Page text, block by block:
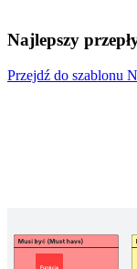
Najlepszy
Przejdź do szablonu